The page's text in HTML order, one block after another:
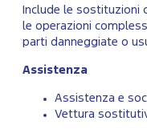
Include le sostituzioni
le operazioni
parti danneggiate o
Assistenza
Assistenza e
Vettura